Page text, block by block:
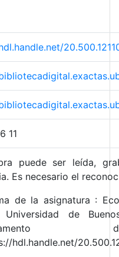
11
puede ser leída,
Es necesario el
de la asignatura :
Universidad de
hdl.handle.net/